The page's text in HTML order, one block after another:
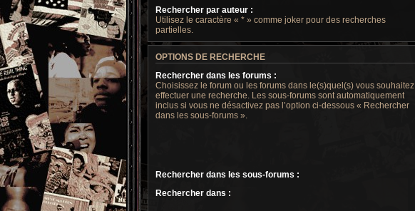
Rechercher par auteur :
Utilisez le caractère « * » comme joker pour des recherches
partielles.
OPTIONS DE RECHERCHE
Rechercher dans les forums :
Choisissez le forum ou les forums dans le(s)quel(s) vous souhaitez
effectuer une recherche. Les sous-forums sont automatiquement
inclus si vous ne désactivez pas l’option ci-dessous « Rechercher
dans les sous-forums ».
Rechercher dans les sous-forums :
Rechercher dans :